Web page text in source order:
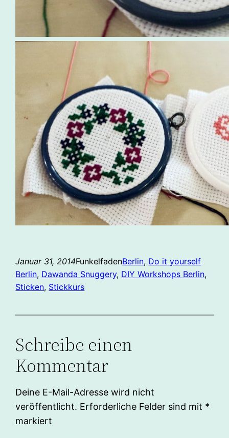
Januar 31, 2014FunkelfadenBerlin, Do it yourself
Berlin, Dawanda Snuggery, DIY Workshops Berlin
Sticken, Stickkurs
Schreibe einen
Kommentar
Deine E-Mail-Adresse wird nicht
veröffentlicht. Erforderliche Felder sind mit *
markiert